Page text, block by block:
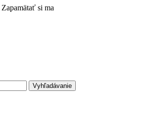
Zapamätať si ma
Vyhľadávanie